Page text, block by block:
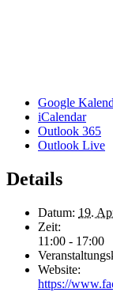
Google
iCalendar
Outlook 365
Outlook Live
Details
Datum: 19.
Zeit:
11:00 - 17:00
Website:
https://